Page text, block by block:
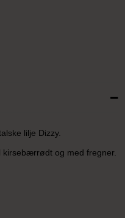
lilje Dizzy.
kirsebærrødt og med fregner.